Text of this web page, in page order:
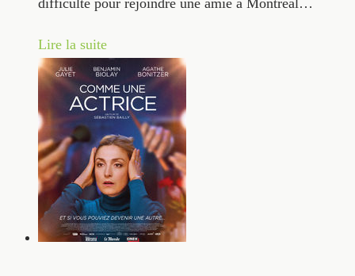
difficulté pour rejoindre une amie à Montréal…
Lire la suite